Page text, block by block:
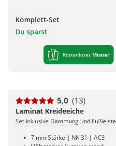
Komplett-Set
Du sparst
Kostenloses Muster
5,0 (13)
Laminat Kreideeiche
Set inklusive Dämmung und Fußleiste
7 mm Stärke | NK 31 | AC3